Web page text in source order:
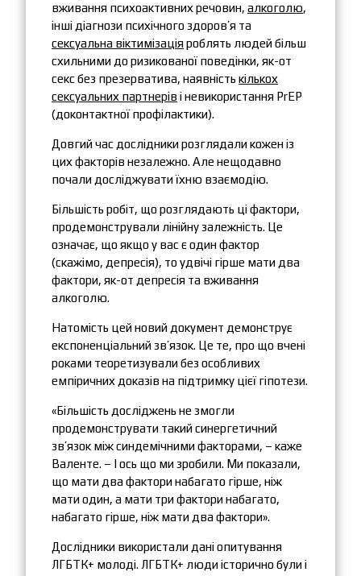
вживання психоактивних речовин, алкоголю,
інші діагнози психічного здоров’я та
сексуальна віктимізаціяроблять людей більш
схильними до ризикованої поведінки, як-от
секс без презерватива, наявністькількох
сексуальних партнерів і невикористання PrEP
(доконтактної профілактики).
Довгий час дослідники розглядали кожен із
цих факторів незалежно. Але нещодавно
почали досліджувати їхню взаємодію.
Більшість робіт, що розглядають ці фактори,
продемонстрували лінійну залежність. Це
означає, що якщо у вас є один фактор
(скажімо, депресія), то удвічі гірше мати два
фактори, як-от депресія та вживання
алкоголю.
Натомість цей новий документ демонструє
експоненціальний зв’язок. Це те, про що вчені
роками теоретизували без особливих
емпіричних доказів на підтримку цієї гіпотези.
«Більшість досліджень не змогли
продемонструвати такий синергетичний
зв’язок між синдемічними факторами, – каже
Валенте. – І ось що ми зробили. Ми показали,
що мати два фактори набагато гірше, ніж
мати один, а мати три фактори набагато,
набагато гірше, ніж мати два фактори».
Дослідники використали дані опитування
ЛГБТК+ молоді. ЛГБТК+ люди історично були і